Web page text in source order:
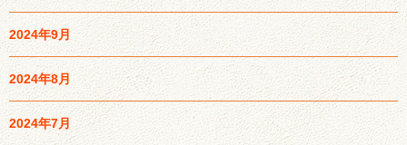
2024年9月
2024年8月
2024年7月